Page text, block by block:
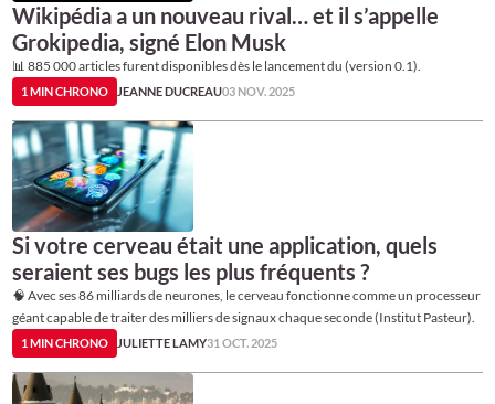
Wikipédia a un nouveau rival… et il s’appelle
Grokipedia, signé Elon Musk
📊 885 000 articles furent disponibles dès le lancement du (version 0.1).
1 MIN CHRONO JEANNE DUCREAU03 NOV. 2025
Si votre cerveau était une application, quels
seraient ses bugs les plus fréquents ?
🧠 Avec ses 86 milliards de neurones, le cerveau fonctionne comme un processeur
géant capable de traiter des milliers de signaux chaque seconde (Institut Pasteur).
1 MIN CHRONO JULIETTE LAMY31 OCT. 2025